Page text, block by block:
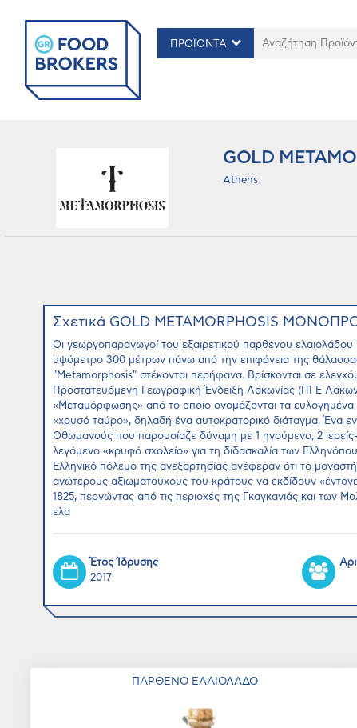
ΠΡΟΪΟΝΤΑ
GOLD
Athens
Σχετικά GOLD METAMORPHOSIS
Οι γεωργοπαραγωγοί του εξαιρετικού παρθένου
υψόμετρο 300 μέτρων πάνω από την επιφάνεια της
"Metamorphosis" στέκονται περήφανα. Βρίσκονται σε
Προστατευόμενη Γεωγραφική Ένδειξη Λακωνίας (ΠΓΕ
«Μεταμόρφωσης» από το οποίο ονομάζονται τα ευλογημένα
«χρυσό ταύρο», δηλαδή ένα αυτοκρατορικό διάταγμα. Ένα
Οθωμανούς που παρουσίαζε δύναμη με 1 ηγούμενο, 2
λεγόμενο «κρυφό σχολείο» για τη διδασκαλία των
Ελληνικό πόλεμο της ανεξαρτησίας ανέφεραν ότι το
ανώτερους αξιωματούχους του κράτους να εκδίδουν
1825, περνώντας από τις περιοχές της Γκαγκανιάς και
ελα
Έτος Ίδρυσης
2017
ΠΑΡΘΕΝΟ ΕΛΑΙΟΛΑΔΟ